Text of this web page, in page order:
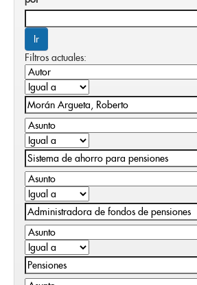
Filtros actuales: